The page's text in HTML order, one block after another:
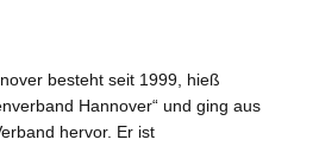
besteht seit 1999, hieß
Hannover“ und ging aus
hervor. Er ist